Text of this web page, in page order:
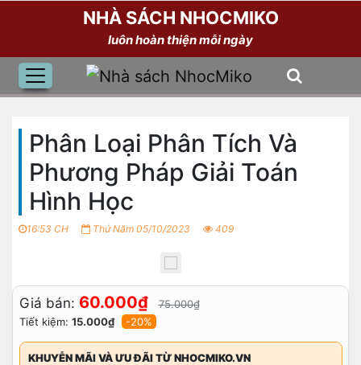
NHÀ SÁCH NHOCMIKO
luôn hoàn thiện mỗi ngày
Phân Loại Phân Tích Và
Phương Pháp Giải Toán
Hình Học
16:53 CH Thứ Năm 05/10/2023 409
Giá bán: 60.000₫
75.000₫
Tiết kiệm: 15.000₫ -20%
KHUYỄN MÃI VÀ ƯU ĐÃI TỪ NHOCMIKO.VN